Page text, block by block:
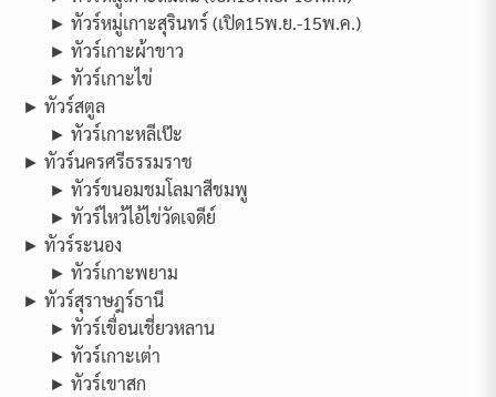
► ทัวร์หมู่เกาะสุรินทร์ (เปิด15พ.ย.-15พ.ค.)
► ทัวร์เกาะผ้าขาว
► ทัวร์เกาะไข่
► ทัวร์สตูล
► ทัวร์เกาะหลีเป๊ะ
► ทัวร์นครศรีธรรมราช
► ทัวร์ขนอมชมโลมาสีชมพู
► ทัวร์ไหว้ไอ้ไข่วัดเจดีย์
► ทัวร์ระนอง
► ทัวร์เกาะพยาม
► ทัวร์สุราษฎร์ธานี
► ทัวร์เขื่อนเชี่ยวหลาน
► ทัวร์เกาะเต่า
► ทัวร์เขาสก